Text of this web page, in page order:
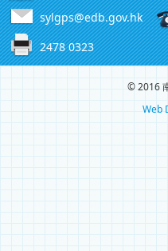
sylgps@edb.gov.hk
2478 0323
© 2016
Web